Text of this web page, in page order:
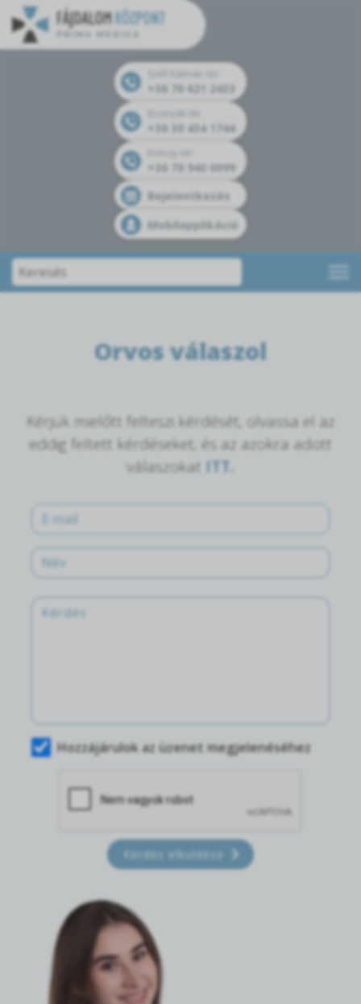
+36 70 621 2433
+36 30 434 1744
+36 70 940 0099
Bejelentkezés
Mobilapplikáció
Orvos válaszol
Kérjük mielőtt felteszi kérdését, olvassa el az
eddig feltett kérdéseket, és az azokra adott
válaszokat ITT.
Hozzájárulok az üzenet megjelenéséhez
Kérdés elküldése